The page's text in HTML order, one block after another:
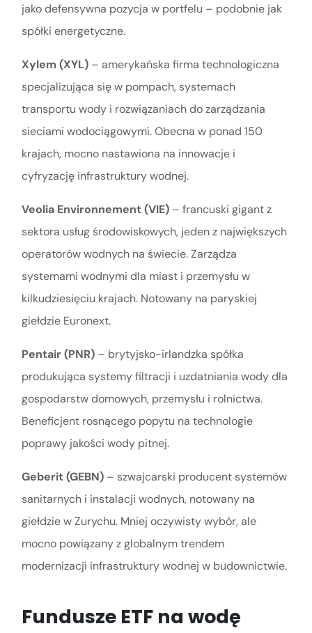
jako defensywna pozycja w portfelu – podobnie jak
spółki energetyczne.
Xylem (XYL)– amerykańska firma technologiczna
specjalizująca się w pompach, systemach
transportu wody i rozwiązaniach do zarządzania
sieciami wodociągowymi. Obecna w ponad 150
krajach, mocno nastawiona na innowacje i
cyfryzację infrastruktury wodnej.
Veolia Environnement (VIE) – francuski gigant z
sektora usług środowiskowych, jeden z największych
operatorów wodnych na świecie. Zarządza
systemami wodnymi dla miast i przemysłu w
kilkudziesięciu krajach. Notowany na paryskiej
giełdzie Euronext.
Pentair (PNR) – brytyjsko-irlandzka spółka
produkująca systemy filtracji i uzdatniania wody dla
gospodarstw domowych, przemysłu i rolnictwa.
Beneficjent rosnącego popytu na technologie
poprawy jakości wody pitnej.
Geberit (GEBN)– szwajcarski producent systemów
sanitarnych i instalacji wodnych, notowany na
giełdzie w Zurychu. Mniej oczywisty wybór, ale
mocno powiązany z globalnym trendem
modernizacji infrastruktury wodnej w budownictwie.
Fundusze ETF na wodę